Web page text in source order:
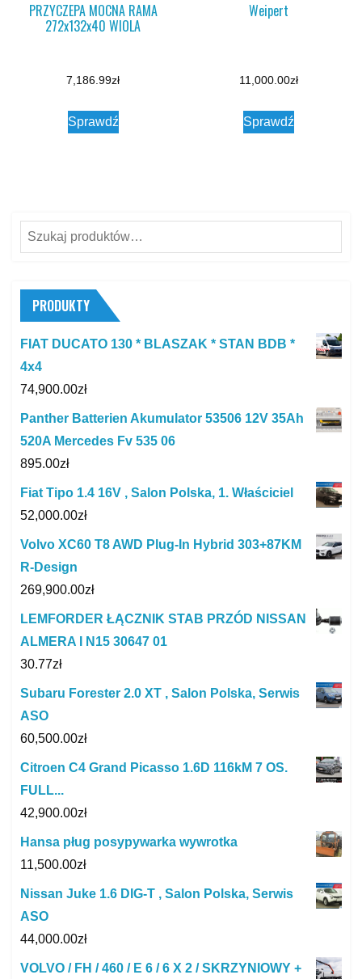
PRZYCZEPA MOCNA RAMA
272x132x40 WIOLA
7,186.99zł
Sprawdź
Weipert
11,000.00zł
Sprawdź
Szukaj:
PRODUKTY
FIAT DUCATO 130 * BLASZAK * STAN BDB *
4x4
74,900.00zł
Panther Batterien Akumulator 53506 12V 35Ah
520A Mercedes Fv 535 06
895.00zł
Fiat Tipo 1.4 16V , Salon Polska, 1. Właściciel
52,000.00zł
Volvo XC60 T8 AWD Plug-In Hybrid 303+87KM
R-Design
269,900.00zł
LEMFORDER ŁĄCZNIK STAB PRZÓD NISSAN
ALMERA I N15 30647 01
30.77zł
Subaru Forester 2.0 XT , Salon Polska, Serwis
ASO
60,500.00zł
Citroen C4 Grand Picasso 1.6D 116kM 7 OS.
FULL...
42,900.00zł
Hansa pług posypywarka wywrotka
11,500.00zł
Nissan Juke 1.6 DIG-T , Salon Polska, Serwis
ASO
44,000.00zł
VOLVO / FH / 460 / E 6 / 6 X 2 / SKRZYNIOWY +